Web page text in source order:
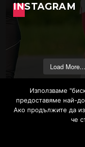
INSTAGRAM
Load More...
Използваме
предоставяме най-
Ако продължите да
че